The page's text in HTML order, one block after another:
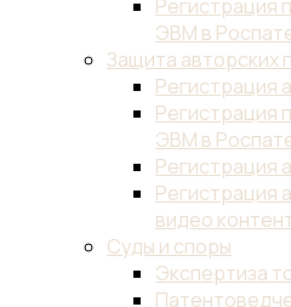
Регистрация
ЭВМ в
Защита авторских
Регистрация
Регистрация
ЭВМ в
Регистрация
Регистрация
видео
Суды и споры
Экспертиза